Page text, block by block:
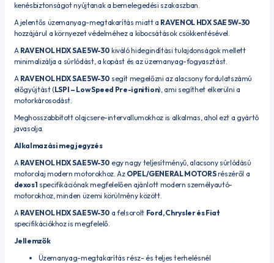
kenésbiztonságot nyújtanak a bemelegedési szakaszban.
A jelentős üzemanyag-megtakarítás miatt a RAVENOL HDX SAE 5W-30
hozzájárul a környezet védelméhez a kibocsátások csökkentésével.
A RAVENOL HDX SAE 5W-30 kiváló hidegindítási tulajdonságok mellett
minimalizálja a súrlódást, a kopást és az üzemanyag-fogyasztást.
A RAVENOL HDX SAE 5W-30 segít megelőzni az alacsony fordulatszámú
előgyújtást (LSPI – Low Speed Pre-ignition), ami segíthet elkerülni a
motorkárosodást.
Meghosszabbított olajcsere-intervallumokhoz is alkalmas, ahol ezt a gyártó
javasolja.
Alkalmazási megjegyzés
A RAVENOL HDX SAE 5W-30 egy nagy teljesítményű, alacsony súrlódású
motorolaj modern motorokhoz. Az OPEL/GENERAL MOTORSrészéről a
dexos1 specifikációnak megfelelően ajánlott modern személyautó-
motorokhoz, minden üzemi körülmény között.
A RAVENOL HDX SAE 5W-30 a felsorolt Ford, Chrysler és Fiat
specifikációkhoz is megfelelő.
Jellemzők
Üzemanyag-megtakarítás rész- és teljes terhelésnél